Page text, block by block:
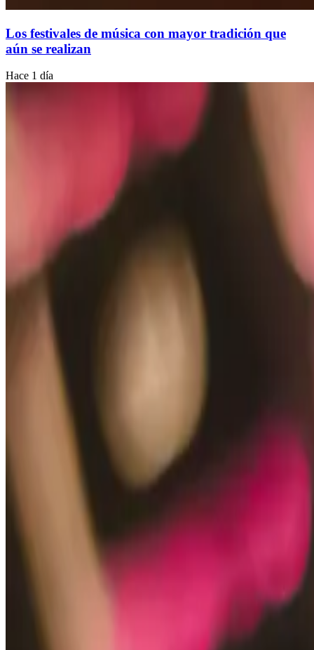
Los festivales de música con mayor tradición que
aún se realizan
Hace 1 día